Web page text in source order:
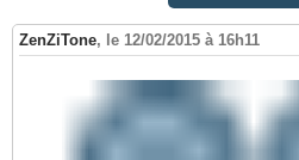
ZenZiTone, le 12/02/2015 à 16h11